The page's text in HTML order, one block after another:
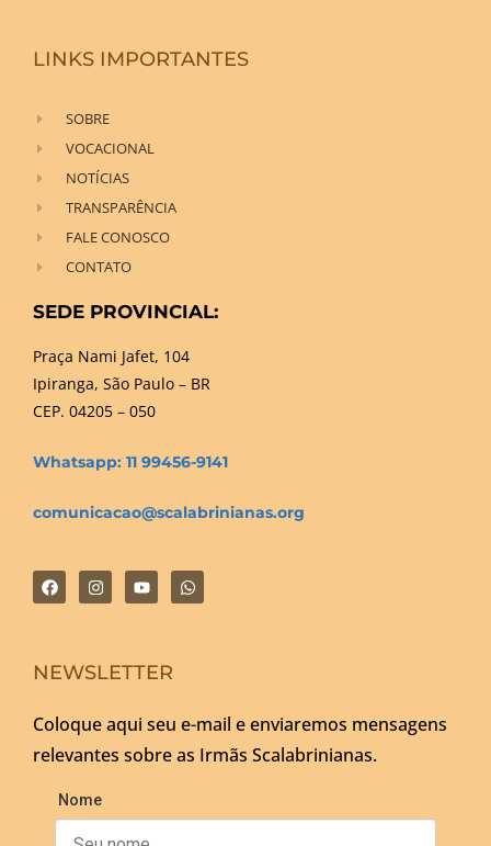
LINKS IMPORTANTES
SOBRE
VOCACIONAL
NOTÍCIAS
TRANSPARÊNCIA
FALE CONOSCO
CONTATO
SEDE PROVINCIAL:
Praça Nami Jafet, 104
Ipiranga, São Paulo – BR
CEP. 04205 – 050
Whatsapp: 11 99456-9141
comunicacao@scalabrinianas.org
NEWSLETTER
Coloque aqui seu e-mail e enviaremos mensagens
relevantes sobre as Irmãs Scalabrinianas.
Nome